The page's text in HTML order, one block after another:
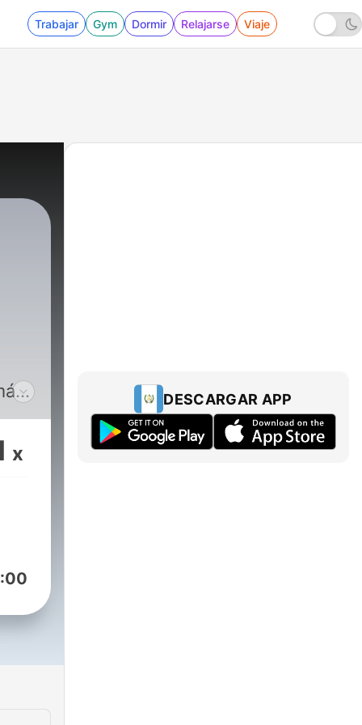
Trabajar Gym Dormir Relajarse Viaje
x
DESCARGAR APP